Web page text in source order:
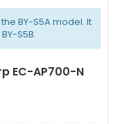
BY-S5A model. It
S5B.
EC-AP700-N